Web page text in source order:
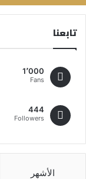
تابعنا
1٬000
Fans
444
Followers
الأشهر